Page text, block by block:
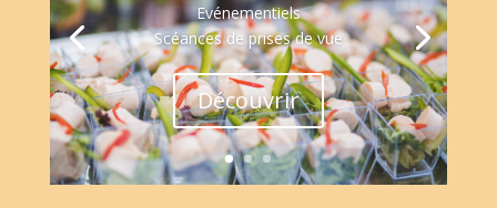
Evénementiels
Scéances de prises de vue
Découvrir